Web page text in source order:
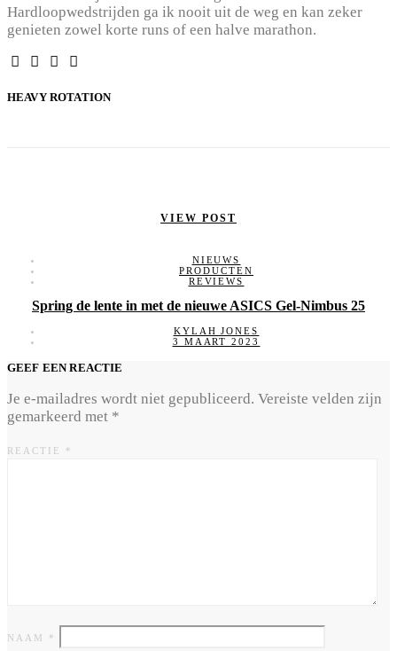
Hardloopwedstrijden ga ik nooit uit de weg en kan zeker
genieten zowel korte runs of een halve marathon.
HEAVY ROTATION
VIEW POST
NIEUWS
PRODUCTEN
REVIEWS
Spring de lente in met de nieuwe ASICS Gel-Nimbus 25
KYLAH JONES
3 MAART 2023
GEEF EEN REACTIE
Je e-mailadres wordt niet gepubliceerd. Vereiste velden zijn
gemarkeerd met *
REACTIE *
NAAM *